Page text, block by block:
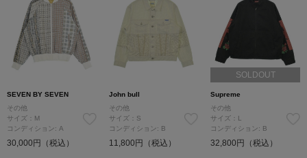
SEVEN BY SEVEN
その他
サイズ：M
コンディション: A
30,000円（税込）
John bull
その他
サイズ：S
コンディション: B
11,800円（税込）
SOLDOUT
Supreme
その他
サイズ：L
コンディション: B
32,800円（税込）